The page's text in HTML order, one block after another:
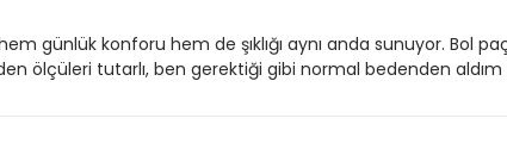
günlük konforu hem de şıklığı aynı anda sunuyor. Bol
ölçüleri tutarlı, ben gerektiği gibi normal bedenden